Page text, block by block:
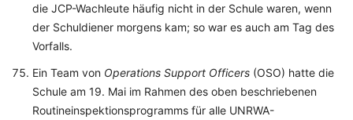
die JCP-Wachleute häufig nicht in der Schule waren, wenn
der Schuldiener morgens kam; so war es auch am Tag des
Vorfalls.
Ein Team von Operations Support Officers (OSO) hatte die
Schule am 19. Mai im Rahmen des oben beschriebenen
Routineinspektionsprogramms für alle UNRWA-